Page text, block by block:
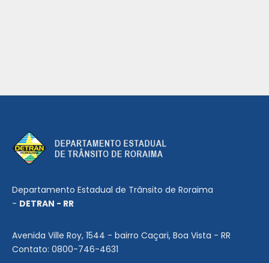
Departamento Estadual de Trânsito de Roraima
- DETRAN - RR
Avenida Ville Roy, 1544 - bairro Caçari, Boa Vista - RR
Contato: 0800-746-4631